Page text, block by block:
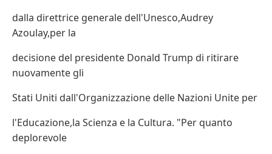
dalla direttrice generale dell'Unesco,Audrey
Azoulay,per la
decisione del presidente Donald Trump di ritirare
nuovamente gli
Stati Uniti dall'Organizzazione delle Nazioni Unite per
l'Educazione,la Scienza e la Cultura. "Per quanto
deplorevole